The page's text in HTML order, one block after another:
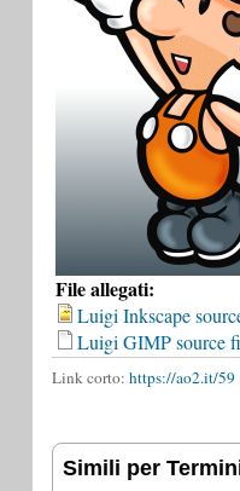
File allegati:
Luigi Inkscape
Luigi GIMP source
Link corto: https://ao2.it/59
Simili per